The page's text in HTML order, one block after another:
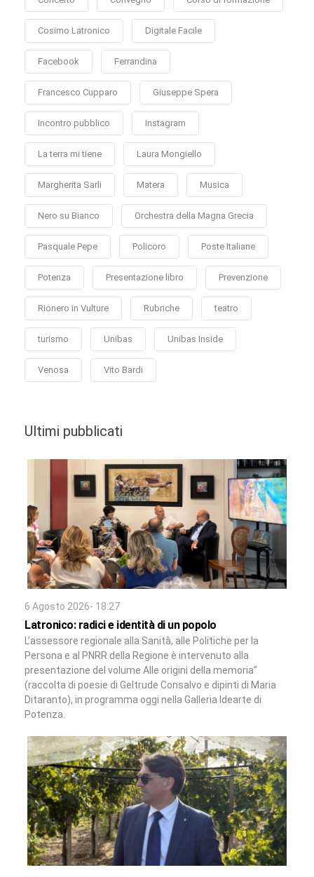
Cosimo Latronico Digitale Facile
Facebook Ferrandina
Francesco Cupparo Giuseppe Spera
Incontro pubblico Instagram
La terra mi tiene Laura Mongiello
Margherita Sarli Matera Musica
Nero su Bianco Orchestra della Magna Grecia
Pasquale Pepe Policoro Poste Italiane
Potenza Presentazione libro Prevenzione
Rionero in Vulture Rubriche teatro
turismo Unibas Unibas Inside
Venosa Vito Bardi
Ultimi pubblicati
6 Agosto 2026- 18:27
Latronico: radici e identità di un popolo
L’assessore regionale alla Sanità, alle Politiche per la
Persona e al PNRR della Regione è intervenuto alla
presentazione del volume Alle origini della memoria”
(raccolta di poesie di Geltrude Consalvo e dipinti di Maria
Ditaranto), in programma oggi nella Galleria Idearte di
Potenza.